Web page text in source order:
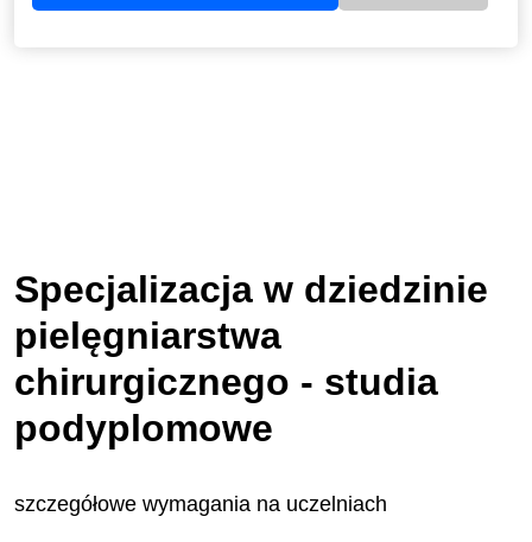
Specjalizacja w dziedzinie
pielęgniarstwa
chirurgicznego - studia
podyplomowe
szczegółowe wymagania na uczelniach